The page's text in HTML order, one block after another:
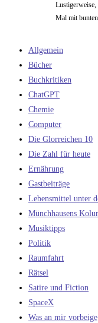
Lustigerweise,
Mal mit
Allgemein
Bücher
Buchkritiken
ChatGPT
Chemie
Computer
Die Glorreichen 10
Die Zahl für heute
Ernährung
Gastbeiträge
Lebensmittel unter
Münchhausens
Musiktipps
Politik
Raumfahrt
Rätsel
Satire und Fiction
SpaceX
Was an mir